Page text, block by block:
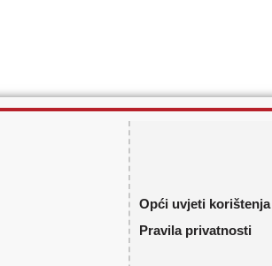
Opći uvjeti korištenja
Pravila privatnosti